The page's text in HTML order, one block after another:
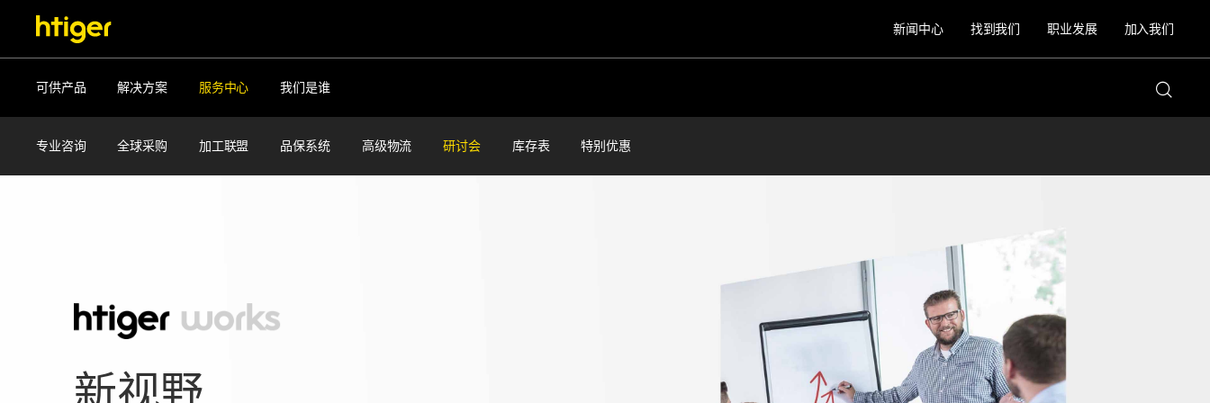
可供产品 解决方案 服务中心 我们是谁
新闻中心 找到我们 职业发展 加入我们
专业咨询 全球采购 加工联盟 品保系统 高级物流 研讨会 库存表 特别优惠
新视野